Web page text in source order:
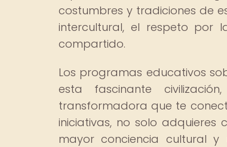
costumbres y tradiciones de
intercultural, el respeto por
compartido.
Los programas educativos
esta fascinante
transformadora que te
iniciativas, no solo adquieres
mayor conciencia cultural